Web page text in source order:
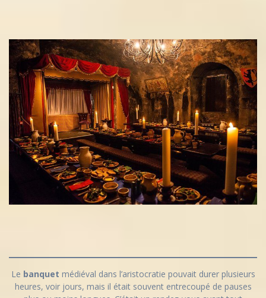
Le banquet médiéval dans l’aristocratie pouvait durer plusieurs
heures, voir jours, mais il était souvent entrecoupé de pauses